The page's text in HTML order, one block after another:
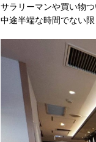
サラリーマンや買い物
中途半端な時間でない